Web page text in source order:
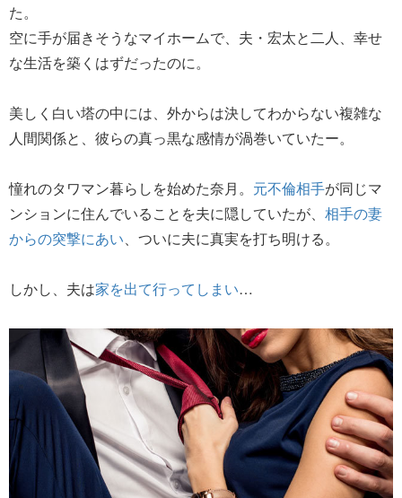
た。
空に手が届きそうなマイホームで、夫・宏太と二人、幸せ
な生活を築くはずだったのに。
美しく白い塔の中には、外からは決してわからない複雑な
人間関係と、彼らの真っ黒な感情が渦巻いていたー。
憧れのタワマン暮らしを始めた奈月。 元不倫相手が同じマ
ンションに住んでいることを夫に隠していたが、 相手の妻
からの突撃にあい 、ついに夫に真実を打ち明ける。
しかし、夫は家を出て行ってしまい…